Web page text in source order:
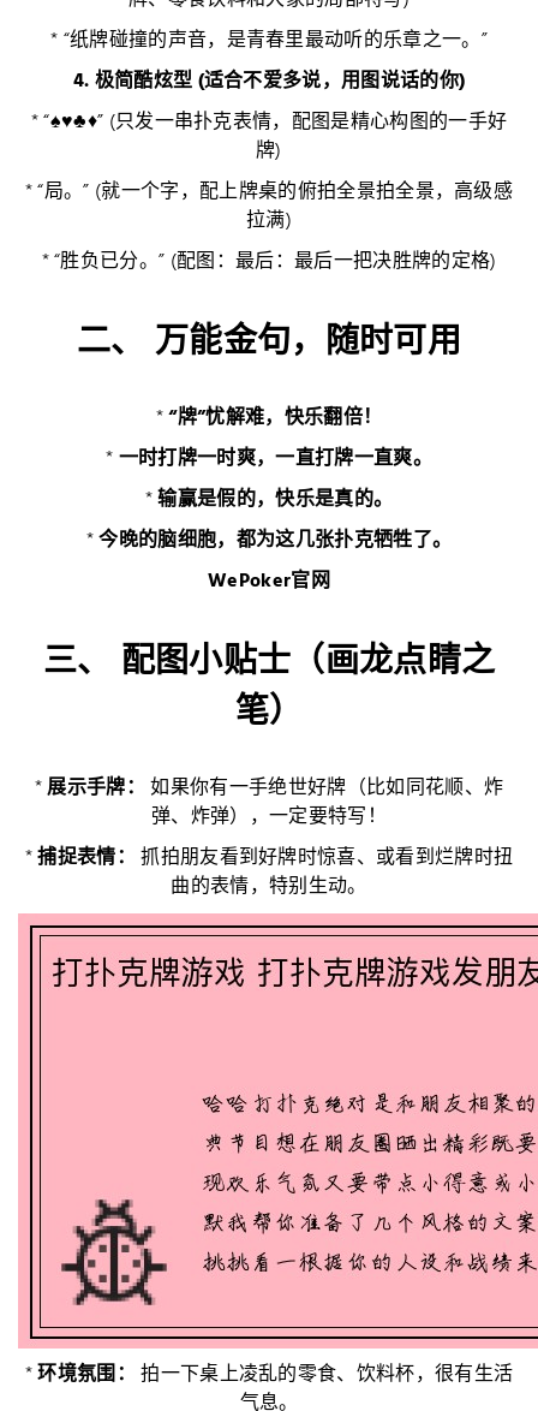
* “纸牌碰撞的声音，是青春里最动听的乐章之一。”
4. 极简酷炫型 (适合不爱多说，用图说话的你)
* “♠️♥️♣️♦️” (只发一串扑克表情，配图是精心构图的一手好
牌)
* “局。” (就一个字，配上牌桌的俯拍全景拍全景，高级感
拉满)
* “胜负已分。” (配图：最后：最后一把决胜牌的定格)
二、 万能金句，随时可用
*“牌”忧解难，快乐翻倍！
*一时打牌一时爽，一直打牌一直爽。
*输赢是假的，快乐是真的。
*今晚的脑细胞，都为这几张扑克牺牲了。
WePoker官网
三、 配图小贴士（画龙点睛之
笔）
*展示手牌： 如果你有一手绝世好牌（比如同花顺、炸
弹、炸弹），一定要特写！
*捕捉表情： 抓拍朋友看到好牌时惊喜、或看到烂牌时扭
曲的表情，特别生动。
*环境氛围： 拍一下桌上凌乱的零食、饮料杯，很有生活
气息。